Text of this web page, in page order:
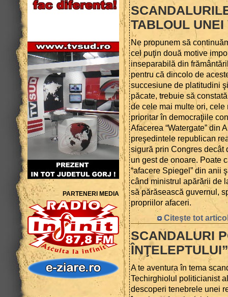
PARTENERI MEDIA
TABLOUL
Ne propunem să
cel puţin două motive
inseparabilă din
pentru că dincolo de
succesiune de platitudini
păcate, trebuie să
de cele mai multe ori,
prioritar în democraţiile
Afacerea “Watergate” din
preşedintele republican
sigură prin Congres decât
un gest de onoare. Poate
“afacere Spiegel” din anii
când ministrul apărării de
să părăsească guvernul,
propriilor afaceri.
Citeşte tot
SCANDALURI
A te aventura în tema
Techirghiolul politicianist
descoperi tenebrele unei